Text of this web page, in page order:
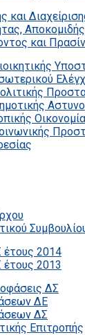
και
και
2014
2013
ΔΣ
ΔΕ
ΔΣ
Επιτροπής